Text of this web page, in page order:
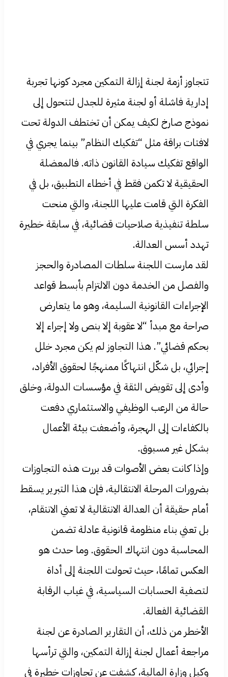
تتجاوز أزمة لجنة إزالة التمكين مجرد كونها تجربة
إدارية فاشلة أو لجنة مثيرة للجدل لتتحول إلى
نموذج صارخ لكيف يمكن أن تختطف الدولة تحت
لافتات براقة مثل “تفكيك النظام” بينما يجري في
الواقع تفكيك سيادة القانون ذاته. فالمعضلة
الحقيقية لا تكمن فقط في أخطاء التطبيق، بل في
الفكرة التي قامت عليها اللجنة، والتي منحت
سلطة تنفيذية صلاحيات قضائية، في سابقة خطيرة
تهدد أسس العدالة.
لقد مارست اللجنة سلطات المصادرة والحجز
والفصل من الخدمة دون الالتزام بأبسط قواعد
الإجراءات القانونية السليمة، وهو ما يتعارض
صراحة مع مبدأ “لا عقوبة إلا بنص ولا إجراء إلا
بحكم قضائي”. هذا التجاوز لم يكن مجرد خلل
إجرائي، بل شكّل انتهاكًا ممنهجًا لحقوق الأفراد،
وأدى إلى تقويض الثقة في مؤسسات الدولة، وخلق
حالة من الرعب الوظيفي والاستثماري دفعت
بالكفاءات إلى الهجرة، وأضعفت بيئة الأعمال
بشكل غير مسبوق.
وإذا كانت بعض الأصوات قد بررت هذه التجاوزات
بضرورات المرحلة الانتقالية، فإن هذا التبرير يسقط
أمام حقيقة أن العدالة الانتقالية لا تعني الانتقام،
بل تعني بناء منظومة قانونية عادلة تضمن
المحاسبة دون انتهاك الحقوق. وما حدث هو
العكس تمامًا، حيث تحولت اللجنة إلى أداة
لتصفية الحسابات السياسية، في غياب الرقابة
القضائية الفعالة.
الأخطر من ذلك، أن التقارير الصادرة عن لجنة
مراجعة أعمال لجنة إزالة التمكين، والتي ترأسها
وكيل وزارة المالية، كشفت عن تجاوزات خطيرة في